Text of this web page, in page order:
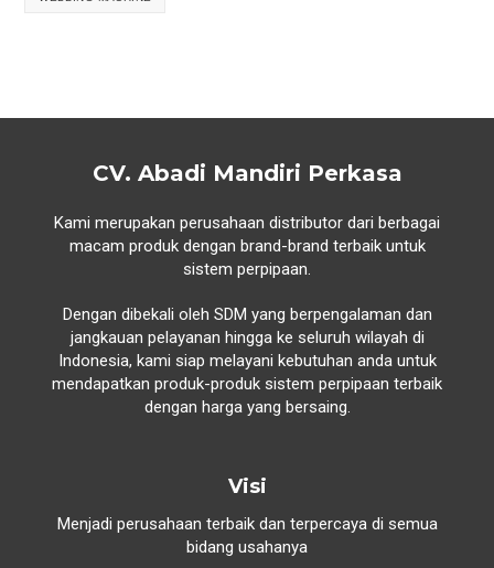
CV. Abadi Mandiri Perkasa
Kami merupakan perusahaan distributor dari berbagai
macam produk dengan brand-brand terbaik untuk
sistem perpipaan.
Dengan dibekali oleh SDM yang berpengalaman dan
jangkauan pelayanan hingga ke seluruh wilayah di
Indonesia, kami siap melayani kebutuhan anda untuk
mendapatkan produk-produk sistem perpipaan terbaik
dengan harga yang bersaing.
Visi
Menjadi perusahaan terbaik dan terpercaya di semua
bidang usahanya